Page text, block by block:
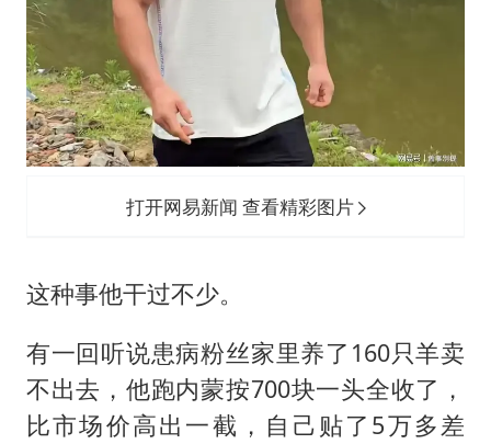
打开网易新闻 查看精彩图片
这种事他干过不少。
有一回听说患病粉丝家里养了160只羊卖
不出去，他跑内蒙按700块一头全收了，
比市场价高出一截，自己贴了5万多差